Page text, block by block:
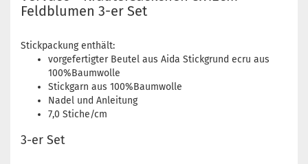
Feldblumen 3-er Set
Stickpackung enthält:
vorgefertigter Beutel aus Aida Stickgrund ecru aus
100%Baumwolle
Stickgarn aus 100%Baumwolle
Nadel und Anleitung
7,0 Stiche/cm
3-er Set